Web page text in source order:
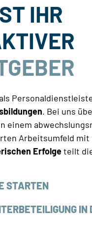
IHR
. Bei uns
einem
Arbeitsumfeld mit
Erfolgeteilt
STARTEN
IN